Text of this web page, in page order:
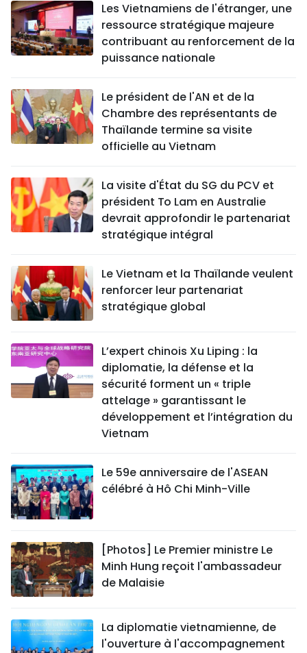
Les Vietnamiens de l'étranger, une
ressource stratégique majeure
contribuant au renforcement de la
puissance nationale
Le président de l'AN et de la
Chambre des représentants de
Thaïlande termine sa visite
officielle au Vietnam
La visite d'État du SG du PCV et
président To Lam en Australie
devrait approfondir le partenariat
stratégique intégral
Le Vietnam et la Thaïlande veulent
renforcer leur partenariat
stratégique global
L’expert chinois Xu Liping : la
diplomatie, la défense et la
sécurité forment un « triple
attelage » garantissant le
développement et l’intégration du
Vietnam
Le 59e anniversaire de l'ASEAN
célébré à Hô Chi Minh-Ville
[Photos] Le Premier ministre Le
Minh Hung reçoit l'ambassadeur
de Malaisie
La diplomatie vietnamienne, de
l'ouverture à l'accompagnement